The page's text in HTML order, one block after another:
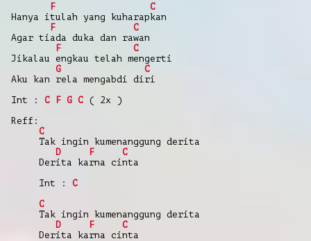
F
C
Hanya itulah yang kuharapkan
F
C
Agar tiada duka dan rawan
F
C
Jikalau engkau telah mengerti
G
C
Aku kan rela mengabdi diri
Int : C F G C ( 2x )
Reff:
C
Tak ingin kumenanggung derita
D
F
C
Derita karna cinta
Int : C
C
Tak ingin kumenanggung derita
D
F
C
Derita karna cinta